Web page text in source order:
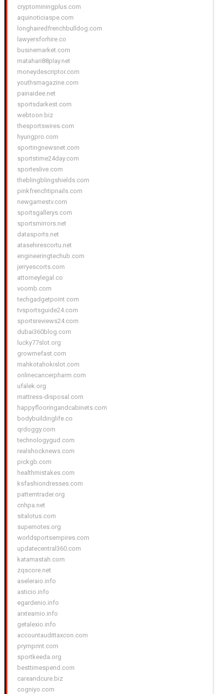
cryptominingplus.com
aquinoticiaspe.com
longhairedfrenchbulldog.com
lawyersforhire.co
businemarket.com
matahari88play.net
moneydescriptor.com
youthsmagazine.com
painaidee.net
sportsdarkest.com
webtoon.biz
thesportswires.com
hyungpro.com
sportingnewsnet.com
sportstime24day.com
sporteslive.com
theblingblingshields.com
pinkfrenchtipnails.com
newgamestv.com
sportsgallerys.com
sportsmirrors.net
datasports.net
atasehirescortu.net
engineeringtechub.com
jerryescorts.com
attorneylegal.co
voomb.com
techgadgetpoint.com
tvsportsguide24.com
sportsreviews24.com
dubai360blog.com
lucky77slot.org
growmefast.com
mahkotahokislot.com
onlinecancerpharm.com
ufalek.org
mattress-disposal.com
happyflooringandcabinets.com
bodybuildinglife.co
qrdoggy.com
technologygud.com
realshocknews.com
pickgb.com
healthmistakes.com
ksfashiondresses.com
patterntrader.org
cnhpa.net
sitalotus.com
supernotes.org
worldsportsempires.com
updatecentral360.com
katamastah.com
zqscore.net
aseleraio.info
asticio.info
egardenio.info
arxteamio.info
getalexio.info
accountaudittaxcon.com
prymprint.com
sportkeeda.org
besttimespend.com
careandcure.biz
cogniyo.com